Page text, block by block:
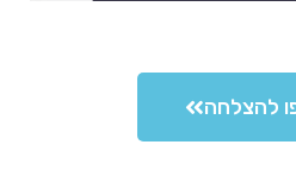
להצלחה